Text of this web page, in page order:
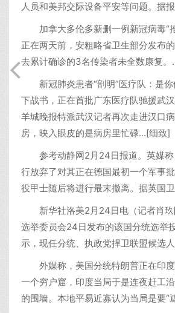
人员和美邦交际设备平安等问题。据
加拿大多伦多新删一例新冠病毒“
正在两天前，安粗略省卫生部分发布
去累计确诊的3名传染者未全数康复。
新冠肺炎患者“剖明”医疗队：是你
下战书，正在首批广东医疗队驰援武汉
羊城晚报特派武汉记者再次走进汉口
房，映入眼皮的是病房里忙碌...[细致]
参考动静网2月24日报道。英媒称
行放弃了对其正在德国最初一个军事
役甲士随后将进行最末撤离。据英国
新华社洛美2月24日电（记者肖玖
选举委员会24日发布的该国分统选举
示，现任分统、执政党捍卫联盟候选
外媒称，美国分统特朗普正在印度
一个穷户窟，印度当局于是连夜赶工
的围墙。本地平易近寡认为当局是要“